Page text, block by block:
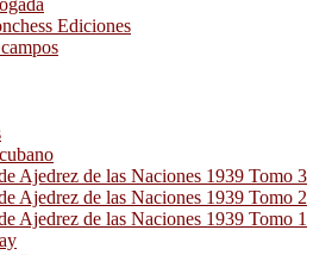
Ediciones
Ajedrez de las Naciones 1939 Tomo 3
Ajedrez de las Naciones 1939 Tomo 2
Ajedrez de las Naciones 1939 Tomo 1